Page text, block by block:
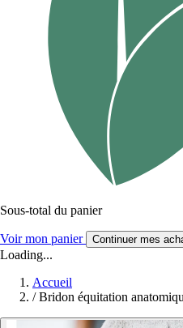
Sous-total du panier
Voir mon panier Continuer mes
Loading...
Accueil
/ Bridon équitation